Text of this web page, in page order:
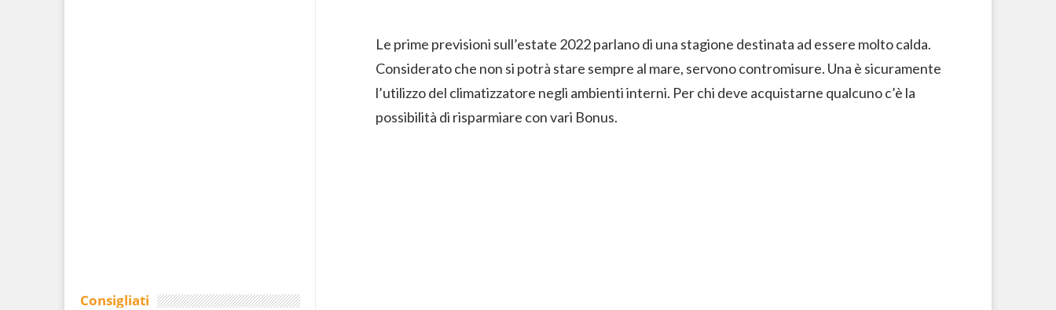
Le prime previsioni sull’estate 2022 parlano di una stagione destinata ad essere molto calda.
Considerato che non si potrà stare sempre al mare, servono contromisure. Una è sicuramente
l’utilizzo del climatizzatore negli ambienti interni. Per chi deve acquistarne qualcuno c’è la
possibilità di risparmiare con vari Bonus.
Consigliati